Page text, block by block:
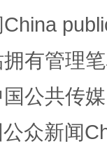
China
有管理
公共传
众新闻